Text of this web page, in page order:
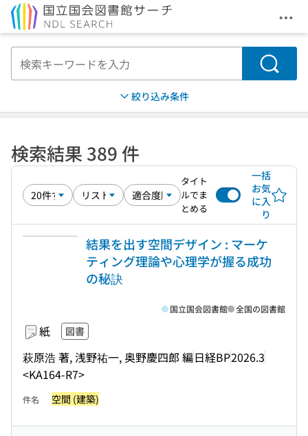
メ
検索
絞り込み条件
検索結果 389 件
タイト
ルでま
とめる
一括
お気
に入
り
結果を出す空間デザイン : マーケ
ティング理論や心理学が握る成功
の秘訣
紙 図書
萩原浩 著, 浅野祐一, 奥野慶四郎 編日経BP2026.3
<KA164-R7>
国立国会図書館 全国の図書館
件名 空間 (建築)